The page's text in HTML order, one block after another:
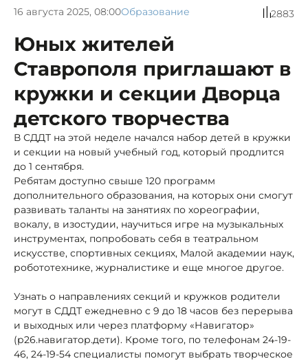
16 августа 2025, 08:00Образование 2883
Юных жителей
Ставрополя приглашают в
кружки и секции Дворца
детского творчества
В СДДТ на этой неделе начался набор детей в кружки
и секции на новый учебный год, который продлится
до 1 сентября.
Ребятам доступно свыше 120 программ
дополнительного образования, на которых они смогут
развивать таланты на занятиях по хореографии,
вокалу, в изостудии, научиться игре на музыкальных
инструментах, попробовать себя в театральном
искусстве, спортивных секциях, Малой академии наук,
робототехнике, журналистике и еще многое другое.
Узнать о направлениях секций и кружков родители
могут в СДДТ ежедневно с 9 до 18 часов без перерыва
и выходных или через платформу «Навигатор»
(р26.навигатор.дети). Кроме того, по телефонам 24-19-
46, 24-19-54 специалисты помогут выбрать творческое